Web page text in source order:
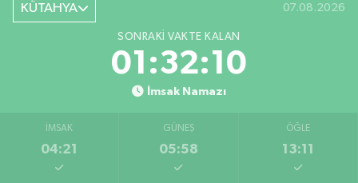
KÜTAHYA 07.08.2026
SONRAKI VAKTE KALAN
01:32:10
İmsak Namazı
İMSAK
04:21
GÜNEŞ
05:58
ÖĞLE
13:11